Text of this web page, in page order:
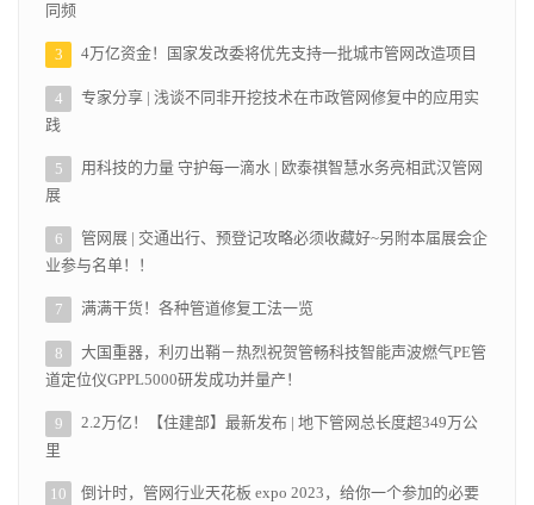
同频
3 4万亿资金！国家发改委将优先支持一批城市管网改造项目
4
专家分享 | 浅谈不同非开挖技术在市政管网修复中的应用实
践
5
用科技的力量 守护每一滴水 | 欧泰祺智慧水务亮相武汉管网
展
6
管网展 | 交通出行、预登记攻略必须收藏好~另附本届展会企
业参与名单！！
7 满满干货！各种管道修复工法一览
8
大国重器，利刃出鞘－热烈祝贺管畅科技智能声波燃气PE管
道定位仪GPPL5000研发成功并量产！
9
2.2万亿！【住建部】最新发布 | 地下管网总长度超349万公
里
10
倒计时，管网行业天花板 expo 2023，给你一个参加的必要